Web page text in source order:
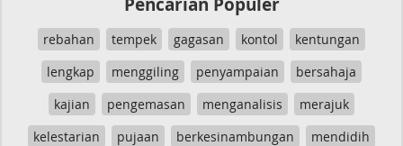
rebahan tempek gagasan kontol
kentungan
lengkap
menggiling penyampaian
bersahaja
kajian
pengemasan menganalisis
merajuk
kelestarian
pujaan berkesinambungan
mendidih